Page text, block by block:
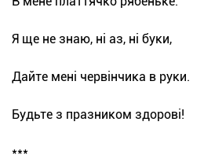
Я ще не знаю, ні аз, ні буки,
Дайте мені червінчика в руки.
Будьте з празником здорові!
***